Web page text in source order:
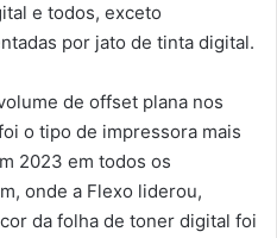
e todos, exceto
por jato de tinta digital.
de offset plana nos
o tipo de impressora mais
2023 em todos os
onde a Flexo liderou,
da folha de toner digital foi